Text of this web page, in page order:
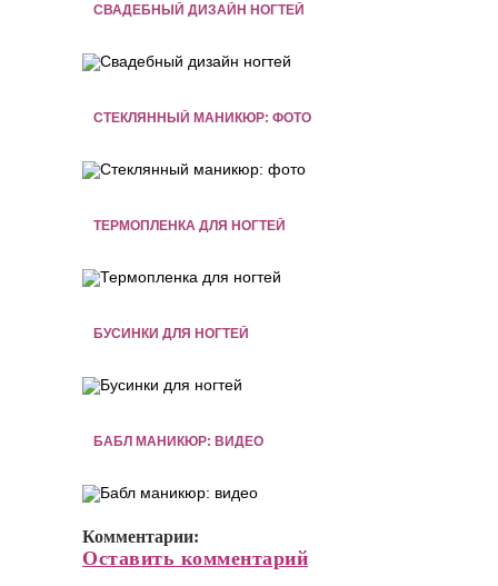
СВАДЕБНЫЙ ДИЗАЙН НОГТЕЙ
СТЕКЛЯННЫЙ МАНИКЮР: ФОТО
ТЕРМОПЛЕНКА ДЛЯ НОГТЕЙ
БУСИНКИ ДЛЯ НОГТЕЙ
БАБЛ МАНИКЮР: ВИДЕО
Комментарии:
Оставить комментарий